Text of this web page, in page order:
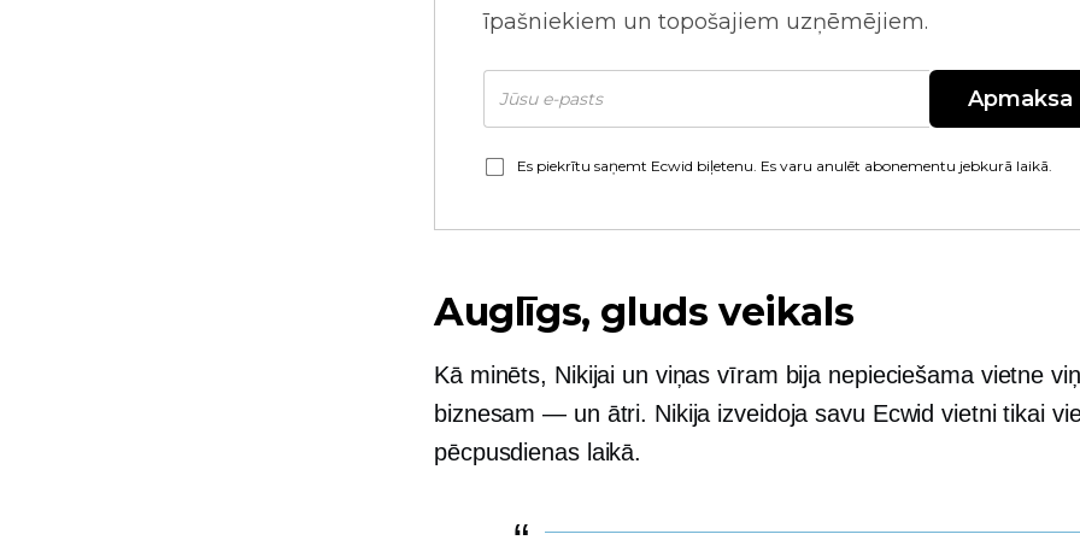
īpašniekiem un topošajiem uzņēmējiem.
Apmaksa
Es piekrītu saņemt Ecwid biļetenu. Es varu anulēt abonementu jebkurā laikā.
Auglīgs, gluds veikals
Kā minēts, Nikijai un viņas vīram bija nepieciešama vietne
biznesam — un ātri. Nikija izveidoja savu Ecwid vietni tikai
pēcpusdienas laikā.